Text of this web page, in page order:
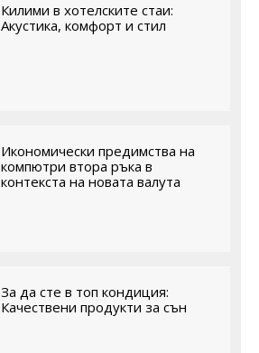
Килими в хотелските стаи:
Акустика, комфорт и стил
Икономически предимства на
компютри втора ръка в
контекста на новата валута
За да сте в топ кондиция:
Качествени продукти за сън